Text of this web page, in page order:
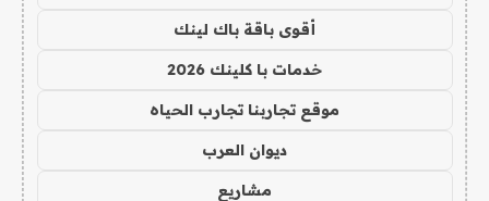
أقوى باقة باك لينك
خدمات با كلينك 2026
موقع تجاربنا تجارب الحياه
ديوان العرب
مشاريع